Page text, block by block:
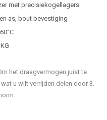
met precisiekogellagers
as, bout bevestiging
het draagvermogen juist te
u wilt verrijden delen door 3.